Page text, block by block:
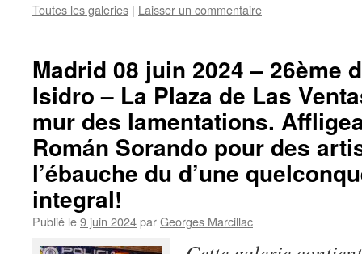
Toutes les galeries | Laisser un commentaire
Madrid 08 juin 2024 – 26ème
Isidro – La Plaza de Las
mur des lamentations.
Román Sorando pour des
l’ébauche du d’une
integral!
Publié le9 juin 2024parGeorges Marcillac